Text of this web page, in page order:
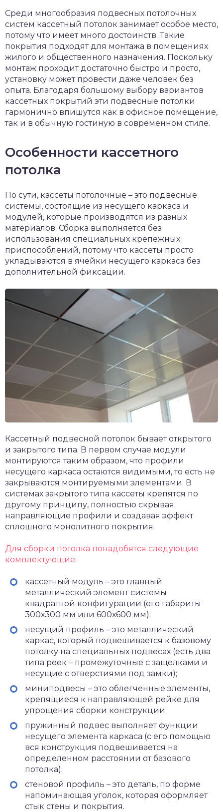
Среди многообразия подвесных потолочных
систем кассетный потолок занимает особое место,
потому что имеет много достоинств. Такие
покрытия подходят для монтажа в помещениях
жилого и общественного назначения. Поскольку
монтаж проходит достаточно быстро и просто,
установку может провести даже человек без
опыта. Благодаря большому выбору вариантов
кассетных покрытий эти подвесные потолки
гармонично впишутся как в офисное помещение,
так и в обычную гостиную в современном стиле.
Особенности кассетного
потолка
По сути, кассеты потолочные – это подвесные
системы, состоящие из несущего каркаса и
модулей, которые производятся из разных
материалов. Сборка выполняется без
использования специальных крепежных
приспособлений, потому что кассеты просто
укладываются в ячейки несущего каркаса без
дополнительной фиксации.
Кассетный подвесной потолок бывает открытого
и закрытого типа. В первом случае модули
монтируются таким образом, что профили
несущего каркаса остаются видимыми, то есть не
закрываются монтируемыми элементами. В
системах закрытого типа кассеты крепятся по
другому принципу, полностью скрывая
направляющие профили и создавая эффект
сплошного монолитного покрытия.
Для сборки потолка понадобятся следующие
комплектующие:
кассетный модуль – это главный
металлический элемент системы
квадратной конфигурации (его габариты
300х300 мм или 600х600 мм);
несущий профиль – это металлический
каркас, который подвешивается к базовому
потолку на специальных подвесах (есть два
типа реек – промежуточные с защелками и
несущие с отверстиями под замки);
миниподвесы – это облегченные элементы,
крепящиеся к направляющей рейке для
упрощения сборки конструкции;
пружинный подвес выполняет функции
несущего элемента каркаса (с его помощью
вся конструкция подвешивается на
определенном расстоянии от базового
потолка);
стеновой профиль – это деталь, по форме
напоминающая уголок, которая оформляет
стык стены и покрытия.
крыши и кровли
и уход